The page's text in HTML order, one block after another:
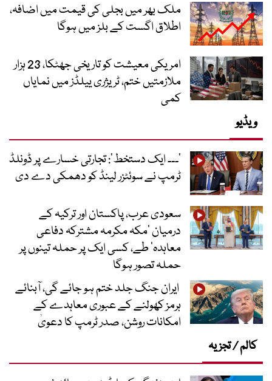
ملک بھر میں بجلی کی قیمت میں اضافہ،
اطلاق اگست کے بلز میں ہوگا
امریکی معیشت کو تاریخی جھٹکا، 23 ہزار
ملازمتیں ختم، ٹریژری ییلڈز میں نمایاں
کمی
ویڈیو
’۔۔۔ ایک دستخط‘: تجارتی خسارے پر ڈونلڈ
ٹرمپ نے سوئٹزر لینڈ کو دھمکی دے دی
سعودی عرب، پاکستان اور ترکیہ کے
درمیان ’مکہ مکرمہ مشترکہ دفاعی
معاہدہ‘ طے، کسی ایک پر حملہ تینوں پر
حملہ تصور ہوگا
ایران جنگ جلد ختم ہو جائے گی، آبنائے
ہرمز کھولنے کے عبوری معاہدے کے
امکانات روشن، صدر ٹرمپ کا دعویٰ
کالم / تجزیہ